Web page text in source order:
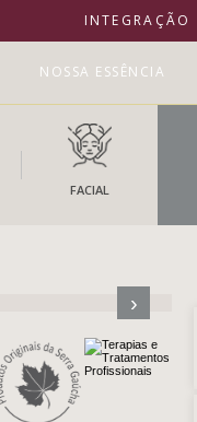
INTEGRAÇÃO
NOSSA ESSÊNCIA
FACIAL
›